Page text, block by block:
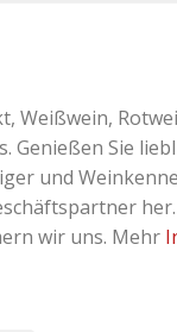
Weißwein,
Sie
und
wir uns. Mehr